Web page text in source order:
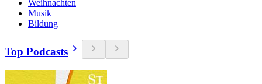
Weihnachten
Musik
Bildung
Top Podcasts